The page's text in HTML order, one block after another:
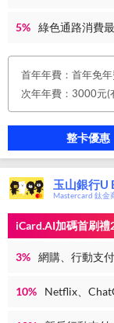
5% 綠色通路消費
首年年費：首年免年
整卡優惠
玉山銀行U
Mastercard 鈦金
iCard.AI加碼首刷禮
3% 網購、行動支
10% Netflix、